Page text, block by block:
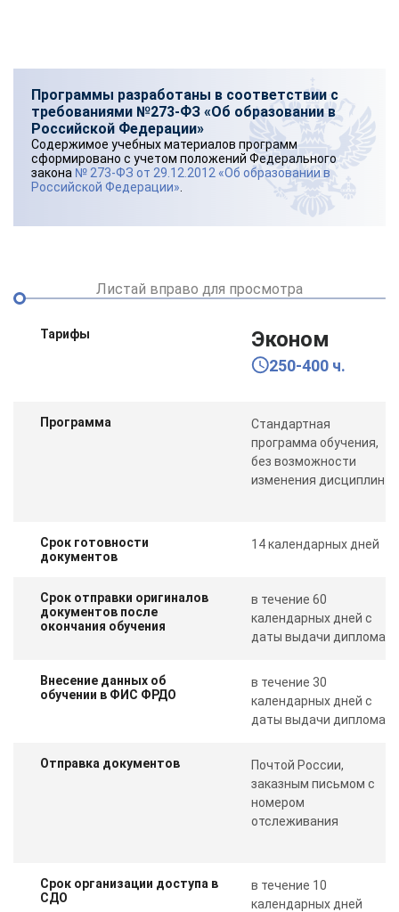
Программы разработаны в соответствии с
требованиями №273-ФЗ «Об образовании в
Российской Федерации»
Содержимое учебных материалов программ
сформировано с учетом положений Федерального
закона № 273-ФЗ от 29.12.2012 «Об образовании в
Российской Федерации»
Листай вправо для просмотра
Тарифы Эконом
250-400 ч.
Программа
Стандартная
программа обучения,
без возможности
изменения дисциплин
Срок готовности
документов
14 календарных дней
Срок отправки оригиналов
документов после
окончания обучения
в течение 60
календарных дней с
даты выдачи диплома
Внесение данных об
обучении в ФИС ФРДО
в течение 30
календарных дней с
даты выдачи диплома
Отправка документов
Почтой России,
заказным письмом с
номером
отслеживания
Срок организации доступа в
СДО
в течение 10
календарных дней